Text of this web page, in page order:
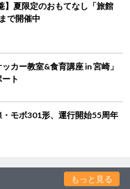
】夏限定のおもてなし「旅館
で開催中
カー教室&食育講座 in 宮崎」
ト
モボ301形、運行開始55周年
もっと見る